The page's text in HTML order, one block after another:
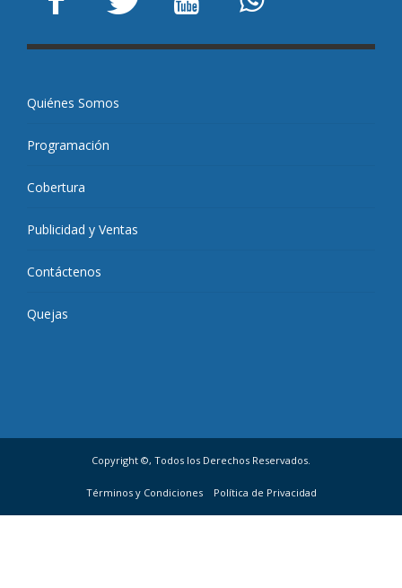
Quiénes Somos
Programación
Cobertura
Publicidad y Ventas
Contáctenos
Quejas
Copyright ©, Todos los Derechos Reservados.
Términos y Condiciones Política de Privacidad